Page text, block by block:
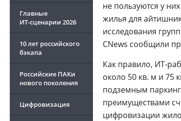
Главные
ИТ-сценарии 2026
10 лет российского
бэкапа
Российские ПАКи
нового поколения
Цифровизация
не пользуются у
жилья для
исследования
CNews сообщили
Как правило, ИT-
около 50 кв. м и 75
подземным
преимуществами
цифровизации